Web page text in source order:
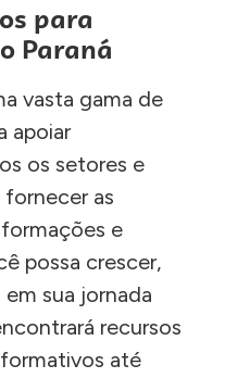
para
Paraná
vasta gama de
apoiar
os setores e
as
e
possa crescer,
sua jornada
recursos
até